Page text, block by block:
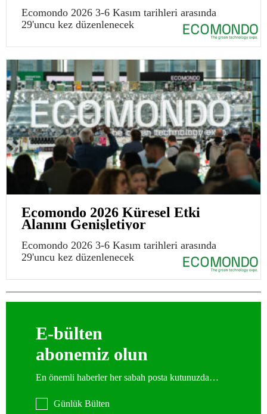
Ecomondo 2026 3-6 Kasım tarihleri arasında
29'uncu kez düzenlenecek
Ecomondo 2026 Küresel Etki
Alanını Genişletiyor
Ecomondo 2026 3-6 Kasım tarihleri arasında
29'uncu kez düzenlenecek
E-bülten
abonemiz olun
En önemli haberler her sabah posta kutunuzda…
Günlük Bülten